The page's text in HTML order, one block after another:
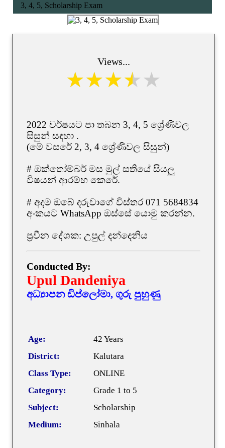
3, 4, 5, Scholarship Exam
Views...
2022 වර්ෂයට පා තබන 3, 4, 5 ශ්‍රේණිවල
සිසුන් සඳහා .
(මේ වසරේ 2, 3, 4 ශ්‍රේණිවල සිසුන්)
# ඔක්තෝම්බර් මස මුල් සතියේ සියලු
විෂයන් ආරම්භ කෙරේ.
# අදම ඔබේ දරුවාගේ විස්තර 071 5684834
අංකයට WhatsApp ඔස්සේ යොමු කරන්න.
ප්‍රවීන දේශක: උපුල් දන්දෙනිය
Conducted By:
Upul Dandeniya
අධ්‍යාපන ඩිප්ලෝමා, ගුරු පුහුණු
Age:
42 Years
District:
Kalutara
Class Type:
ONLINE
Category:
Grade 1 to 5
Subject:
Scholarship
Medium:
Sinhala